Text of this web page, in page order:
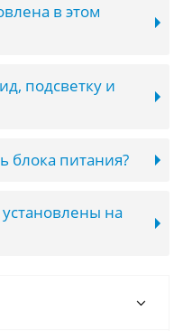
в этом
подсветку и
блока питания?
на